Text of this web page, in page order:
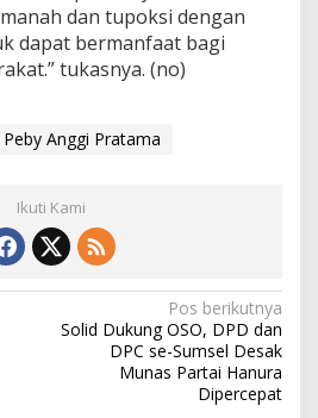
dan tupoksi dengan
dapat bermanfaat bagi
tukasnya. (no)
Peby Anggi Pratama
Ikuti Kami
Pos berikutnya
Solid Dukung OSO, DPD dan
DPC se-Sumsel Desak
Munas Partai Hanura
Dipercepat